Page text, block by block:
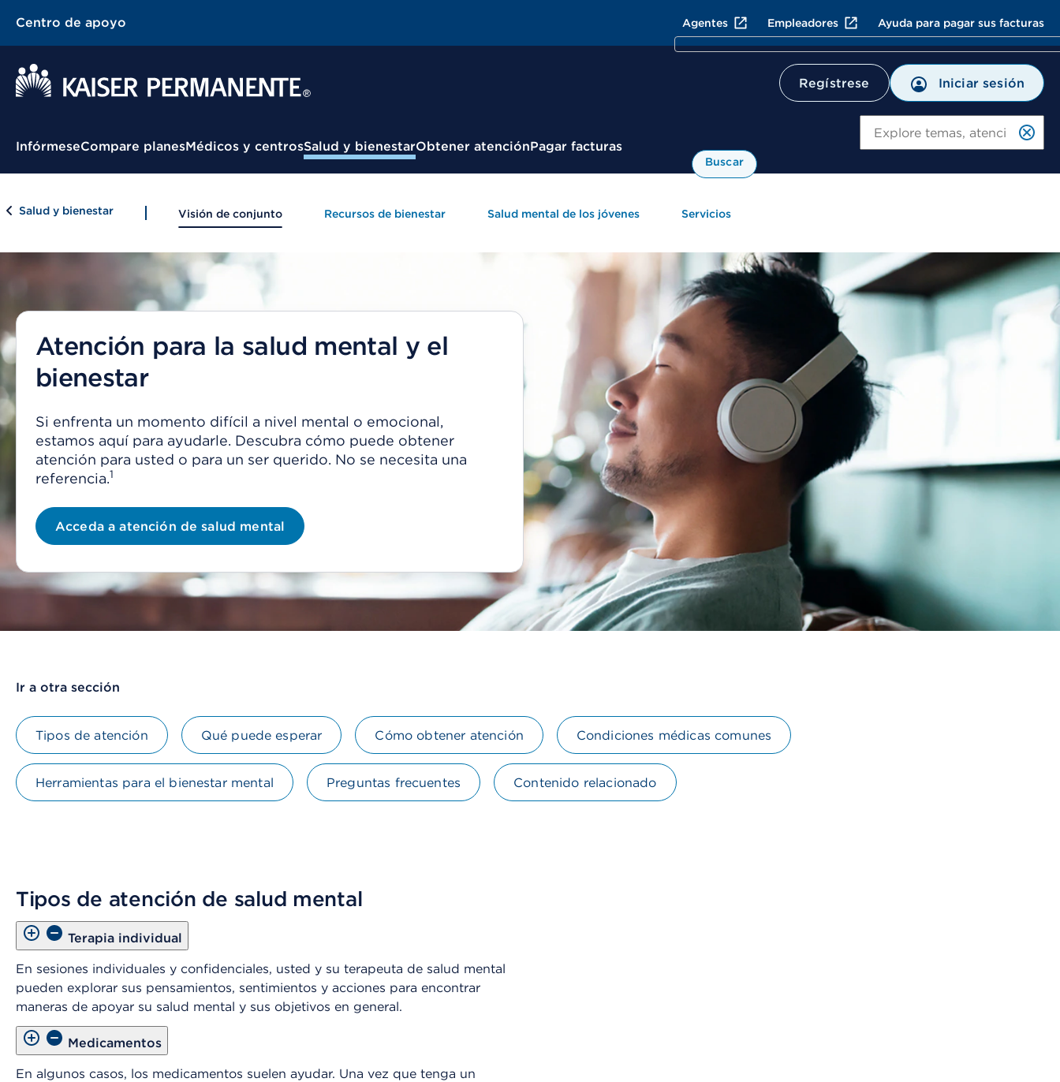
Centro de apoyo Agentes Empleadores Ayuda para pagar sus facturas
Regístrese Iniciar sesión
Menú contextual
InfórmeseCompare planesMédicos y centrosSalud y bienestarObtener atenciónPagar facturas
Buscar
Salud y bienestar Visión de conjunto Recursos de bienestar Salud mental de los jóvenes Servicios
Atención para la salud mental y el
bienestar
Si enfrenta un momento difícil a nivel mental o emocional,
estamos aquí para ayudarle. Descubra cómo puede obtener
atención para usted o para un ser querido. No se necesita una
referencia.1
Acceda a atención de salud mental
Ir a otra sección
Tipos de atención Qué puede esperar Cómo obtener atención Condiciones médicas comunes
Herramientas para el bienestar mental Preguntas frecuentes Contenido relacionado
Tipos de atención de salud mental
Terapia individual
En sesiones individuales y confidenciales, usted y su terapeuta de salud mental
pueden explorar sus pensamientos, sentimientos y acciones para encontrar
maneras de apoyar su salud mental y sus objetivos en general.
Medicamentos
En algunos casos, los medicamentos suelen ayudar. Una vez que tenga un